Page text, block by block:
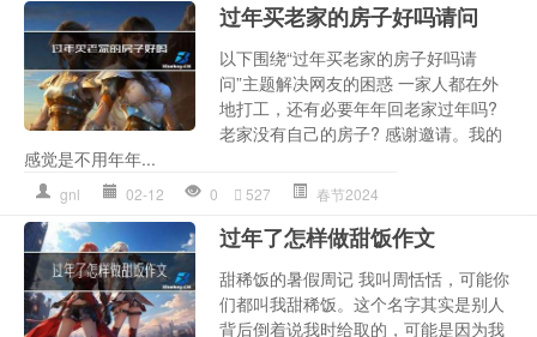
过年买老家的房子好吗请问
以下围绕“过年买老家的房子好吗请
问”主题解决网友的困惑 一家人都在外
地打工，还有必要年年回老家过年吗?
老家没有自己的房子? 感谢邀请。我的
感觉是不用年年...
gnl 02-12 0 527 春节2024
过年了怎样做甜饭作文
甜稀饭的暑假周记 我叫周恬恬，可能你
们都叫我甜稀饭。这个名字其实是别人
背后倒着说我时给取的，可能是因为我